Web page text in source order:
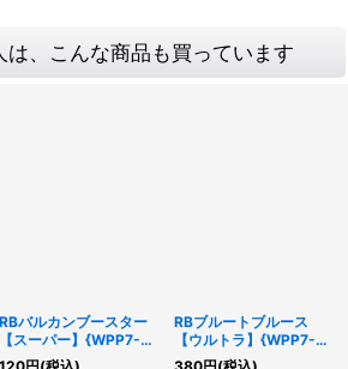
は、こんな商品も買っています
RBバルカンブースター
【スーパー】{WPP7-
JP018}《リンク》
RBブルートブルース
【ウルトラ】{WPP7-
JP019}《リンク》